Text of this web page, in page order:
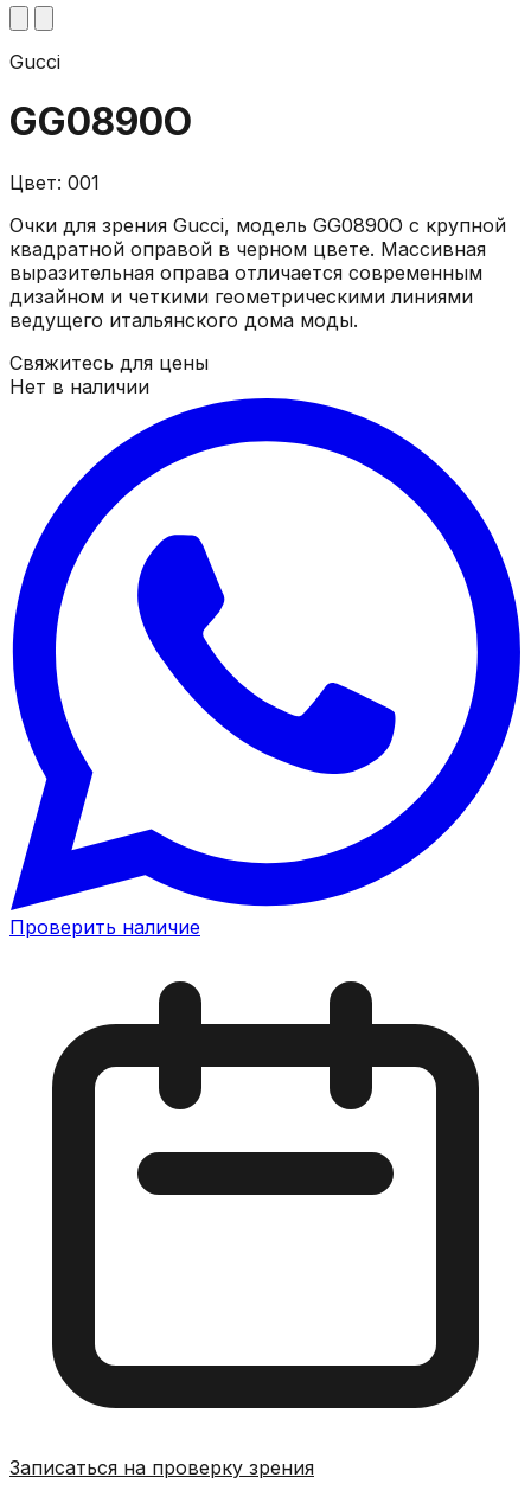
Gucci
GG0890O
Цвет: 001
Очки для зрения Gucci, модель GG0890O с крупной
квадратной оправой в черном цвете. Массивная
выразительная оправа отличается современным
дизайном и четкими геометрическими линиями
ведущего итальянского дома моды.
Свяжитесь для цены
Нет в наличии
Проверить наличие
Записаться на проверку зрения